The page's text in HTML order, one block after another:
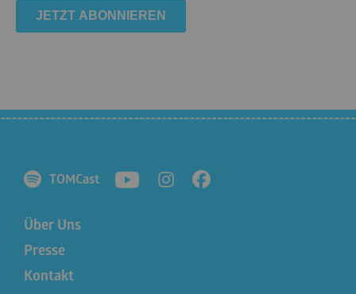
TOMCast
Über Uns
Presse
Kontakt